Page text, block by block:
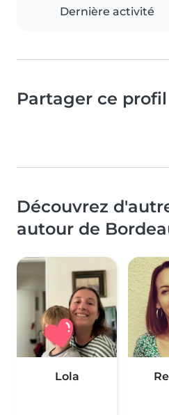
Dernière activité
Partager ce profil
Découvrez
autour de
Lola